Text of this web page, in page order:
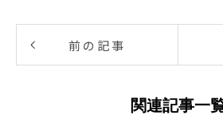
前の記事
関連記事一